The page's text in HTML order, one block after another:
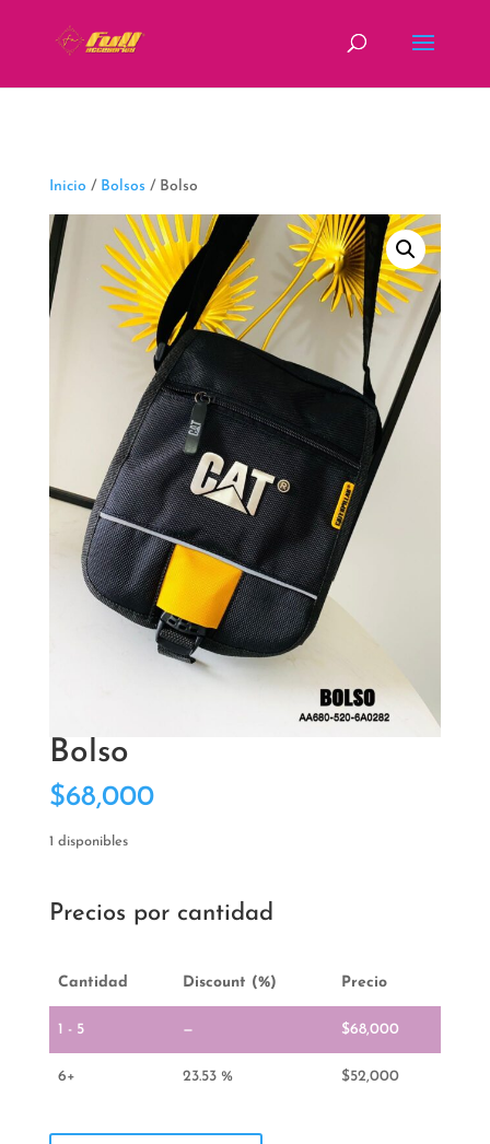
Inicio / Bolsos / Bolso
Bolso
$68,000
1 disponibles
Precios por cantidad
Cantidad Discount (%) Precio
1 - 5 — $68,000
6+ 23.53 % $52,000